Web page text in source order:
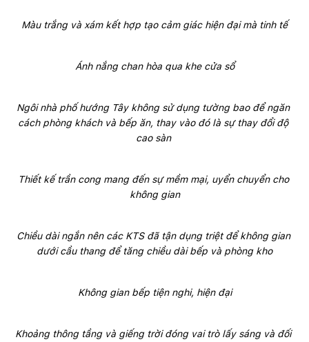
Màu trắng và xám kết hợp tạo cảm giác hiện đại mà tinh tế
Ánh nắng chan hòa qua khe cửa sổ
Ngôi nhà phố hướng Tây không sử dụng tường bao để ngăn
cách phòng khách và bếp ăn, thay vào đó là sự thay đổi độ
cao sàn
Thiết kế trần cong mang đến sự mềm mại, uyển chuyển cho
không gian
Chiều dài ngắn nên các KTS đã tận dụng triệt để không gian
dưới cầu thang để tăng chiều dài bếp và phòng kho
Không gian bếp tiện nghi, hiện đại
Khoảng thông tầng và giếng trời đóng vai trò lấy sáng và đối